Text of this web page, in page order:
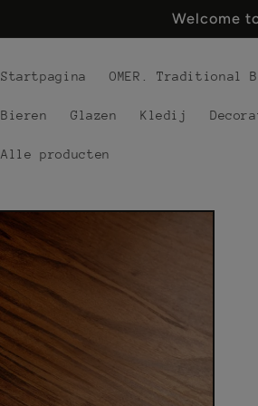
Welcome
Startpagina OMER. Traditional
Bieren Glazen Kledij
Alle producten